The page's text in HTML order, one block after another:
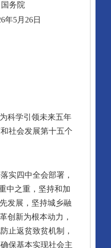
国务院
年5月26日
科学引领未来五年
社会发展第十五个
实四中全会部署，
中之重，坚持和加
发展，坚持城乡融
创新为根本动力，
止返贫致贫机制，
保基本实现社会主